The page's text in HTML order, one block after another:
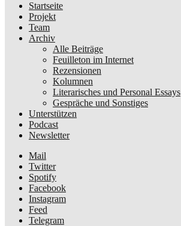
Startseite
Projekt
Team
Archiv
Alle Beiträge
Feuilleton im Internet
Rezensionen
Kolumnen
Literarisches und Personal Essays
Gespräche und Sonstiges
Unterstützen
Podcast
Newsletter
Mail
Twitter
Spotify
Facebook
Instagram
Feed
Telegram